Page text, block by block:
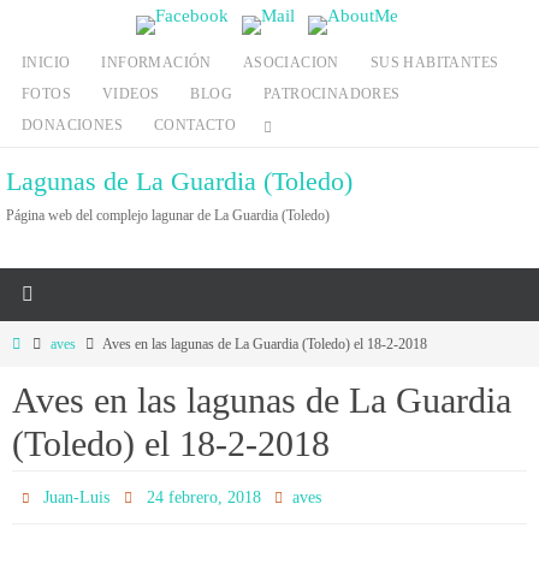
contenido
INICIO INFORMACIÓN ASOCIACION
SUS HABITANTES
FOTOS
VIDEOS BLOG
PATROCINADORES
DONACIONES
CONTACTO
Lagunas de La Guardia (Toledo)
Página web del complejo lagunar de La Guardia (Toledo)
Inicioaves Aves en las lagunas de La Guardia (Toledo) el 18-2-2018
Aves en las lagunas de La Guardia
(Toledo) el 18-2-2018
Juan-Luis 24 febrero, 2018 aves